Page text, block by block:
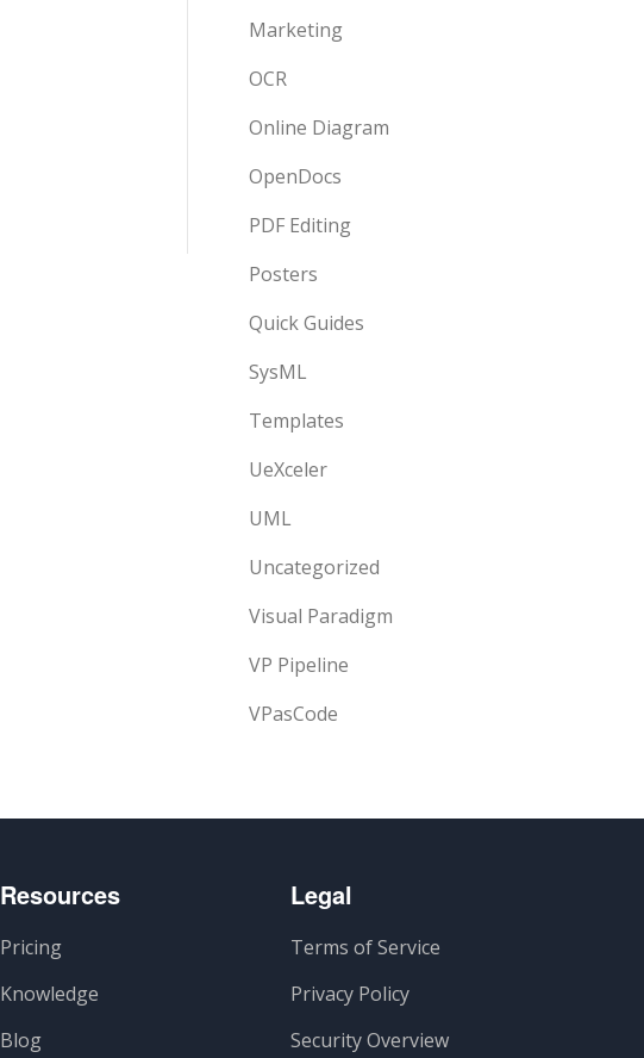
Marketing
OCR
Online Diagram
OpenDocs
PDF Editing
Posters
Quick Guides
SysML
Templates
UeXceler
UML
Uncategorized
Visual Paradigm
VP Pipeline
VPasCode
Resources
Pricing
Knowledge
Blog
Legal
Terms of Service
Privacy Policy
Security Overview